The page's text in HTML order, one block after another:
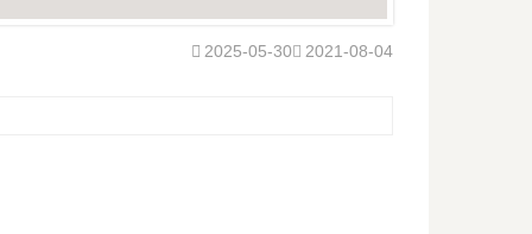
2021-08-04
2025-05-30